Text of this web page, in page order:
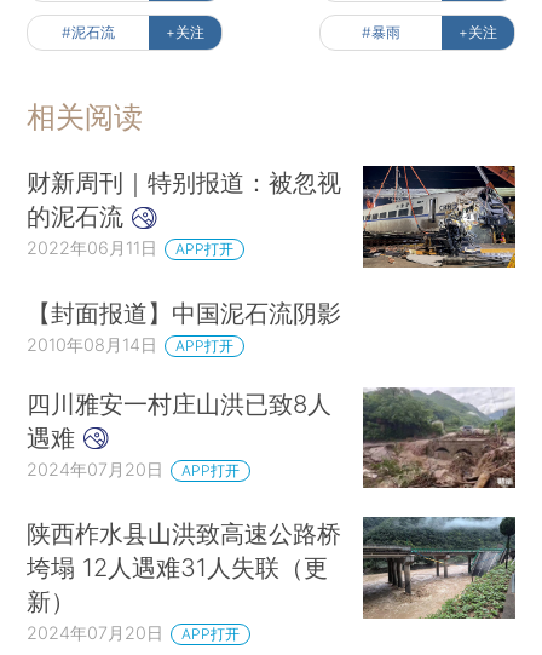
#泥石流 +关注 #暴雨 +关注
相关阅读
财新周刊｜特别报道：被忽视
的泥石流
2022年06月11日 APP打开
【封面报道】中国泥石流阴影
2010年08月14日 APP打开
四川雅安一村庄山洪已致8人
遇难
2024年07月20日 APP打开
陕西柞水县山洪致高速公路桥
垮塌 12人遇难31人失联（更
新）
2024年07月20日 APP打开